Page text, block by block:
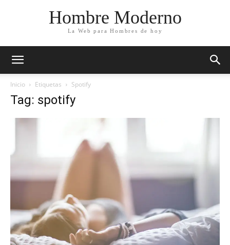
Hombre Moderno
La Web para Hombres de hoy
Inicio Etiquetas Spotify
Tag: spotify